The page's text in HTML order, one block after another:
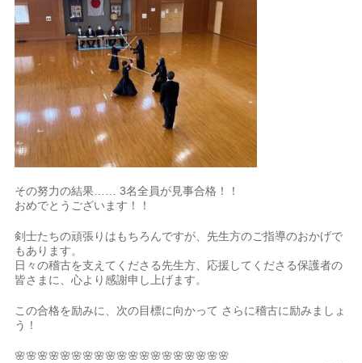
その努力の結果…… 3名全員が見事合格！！
おめでとうございます！！
剣士たちの頑張りはもちろんですが、先生方のご指導のおかげで
もあります。
日々の稽古を支えてくださる先生方、応援してくださる保護者の
皆さまに、心より感謝申し上げます。
この合格を励みに、次の目標に向かって さらに稽古に励みましょ
う！
🌸🌸🌸🌸🌸🌸🌸🌸🌸🌸🌸🌸🌸🌸🌸🌸🌸🌸🌸